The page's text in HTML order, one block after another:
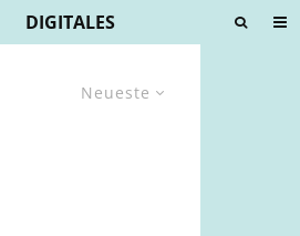
DIGITALES
Neueste